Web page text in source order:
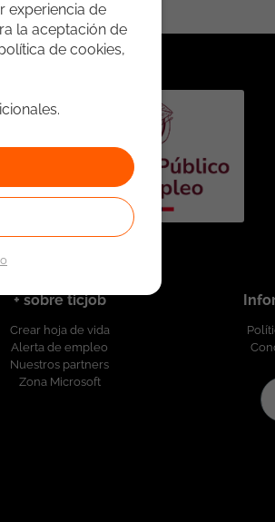
+ sobre ticjob
Crear hoja de vida
Alerta de empleo
Nuestros partners
Zona Microsoft
experiencia de
la aceptación de
de cookies,